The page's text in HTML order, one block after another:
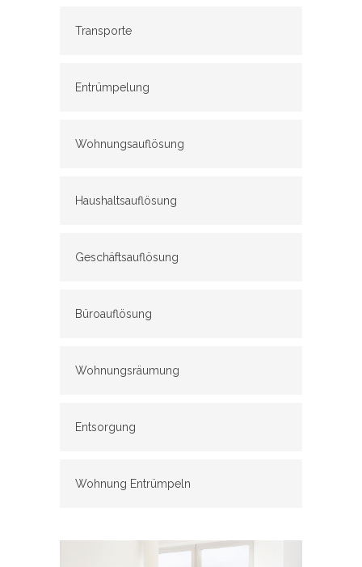
Transporte
Entrümpelung
Wohnungsauflösung
Haushaltsauflösung
Geschäftsauflösung
Büroauflösung
Wohnungsräumung
Entsorgung
Wohnung Entrümpeln